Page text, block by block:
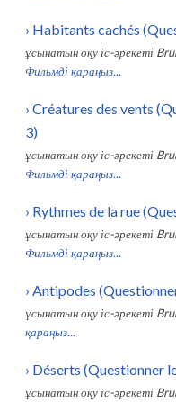
› Habitants cachés
ұсынатын оқу іс-әрекеті
Фильмді қараңыз...
› Créatures des vents
3)
ұсынатын оқу іс-әрекеті
Фильмді қараңыз...
› Rythmes de la rue
ұсынатын оқу іс-әрекеті
Фильмді қараңыз...
› Antipodes
ұсынатын оқу іс-әрекеті
қараңыз...
› Déserts (Questionner
ұсынатын оқу іс-әрекеті